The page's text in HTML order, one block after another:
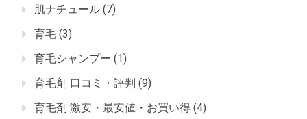
肌ナチュール (7)
育毛 (3)
育毛シャンプー (1)
育毛剤 口コミ・評判 (9)
育毛剤 激安・最安値・お買い得 (4)